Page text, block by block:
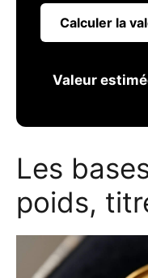
Calculer la
Valeur
Les
poids,